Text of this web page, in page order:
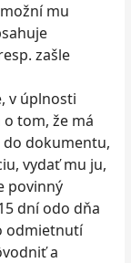
mu
zašle
v úplnosti
tom, že má
dokumentu,
vydať mu ju,
povinný
dní odo dňa
odmietnutí
a